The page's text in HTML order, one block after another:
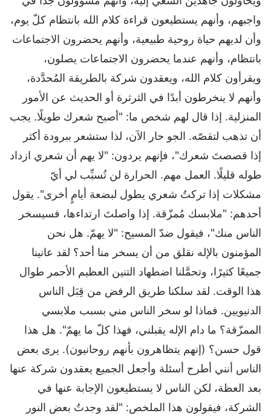
واجبهم، وأنهم يستطيعون قراءة كلام الله بانتظام كلّ يوم،
وأن لديهم حياة روحية طبيعية، وأنهم يحضرون الاجتماعات
بانتظام، وأنهم عندما يحضرون الاجتماعات يصلون،
ويقرأون كلام الله، ويعقدون شركة بالطريقة المُحدَّدة،
وأنهم لا ينخرطون أبدًا في الثرثرة أو الحديث عن الأمور
المنزلية. إذا قال لهم شخص ما: "أصبح شعرك طويلًا. يجب
أن تذهب لتقصّه. الجو حار الآن، لذا ستشعر ببرودة أكثر
إذا قصصتَ شعرك"، فإنهم يردون: "لا يهم أن شعري ازداد
طوله قليلًا. العمل مهم. الحرارة لن تُسبِّب لي أيّ
مشكلات إذا تركتُ شعري يطول لبضعة أيامٍ أخرى". يقول
أحدهم: "ملابسك مُمزّقة. إذا واصلتَ ارتداءها، فسيسخر
الناس منك"، فيقول ضدّ المسيح: "لا يهمّ. هل نحن
المؤمنون بالإله نقلق من أن يسخر منا أحد؟ لقد عانينا
جميعًا كثيرًا، وتحمَّلنا اضطهاد التنين العظيم الأحمر طوال
هذا الوقت. لقد سلكنا طريق الرفض من قِبَل الناس
الدنيويين. فماذا لو سخر الناس مني بسبب ملابسي
الممزّقة؟ ما دام الإله يقبلني، فهذا كلّ ما يهمّ". هل هذا
قول حسن؟ (إنهم يتظاهرون بأنهم روحانيون). يرى بعض
الناس أنني أطرح أسئلة وأجعل الجميع يعقدون شركة عنها
بعد العظة، لكن الناس لا يستطيعون الإجابة عنها في
الشركة، فيقولون هذا الملخص: "لقد وجدتُ بعض النور